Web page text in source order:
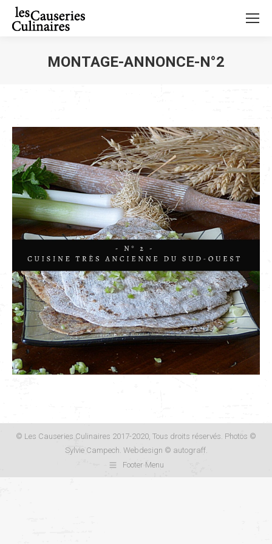
MONTAGE-ANNONCE-N°2
© Les Causeries Culinaires 2017-2020, Tous droits réservés. Photos ©
Sylvie Campech. Webdesign © autograff.
Footer Menu